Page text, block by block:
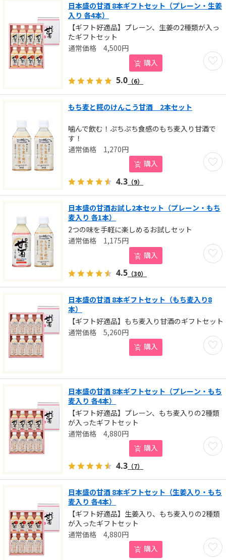
日本盛の甘酒 8本ギフトセット（プレーン・生姜
入り 各4本）
【ギフト好適品】プレーン、生姜の2種類が入っ
たギフトセット
お気
4,500円
購入
5.0 （6）
もち麦と糀のけんこう甘酒 2本セット
噛んで飲む！ぷちぷち食感のもち麦入り甘酒で
す！
お気
1,270円
購入
4.3 （9）
日本盛の甘酒お試し2本セット（プレーン・もち
麦入り 各1本）
2つの味を手軽に楽しめるお試しセット
お気
1,175円
購入
4.5 （30）
日本盛の甘酒 8本ギフトセット（もち麦入り8
本）
【ギフト好適品】もち麦入り甘酒のギフトセット
お気
5,260円
購入
日本盛の甘酒 8本ギフトセット（プレーン・もち
麦入り 各4本）
【ギフト好適品】プレーン、もち麦入りの2種類
が入ったギフトセット
お気
4,880円
購入
4.3 （7）
日本盛の甘酒 8本ギフトセット（生姜入り・もち
麦入り 各4本）
【ギフト好適品】生姜入り、もち麦入りの2種類
が入ったギフトセット
お気
4,880円
購入